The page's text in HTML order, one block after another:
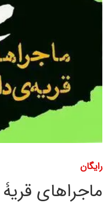
رایگان
ماجراهای